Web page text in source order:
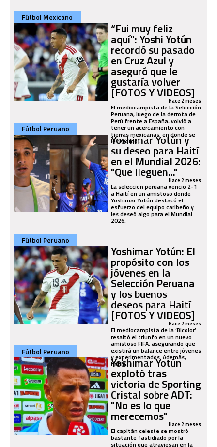
Fútbol Mexicano
“Fui muy feliz
aquí”: Yoshi Yotún
recordó su pasado
en Cruz Azul y
aseguró que le
gustaría volver
[FOTOS Y VIDEOS]
Hace 2 meses
El mediocampista de la Selección
Peruana, luego de la derrota de
Perú frente a España, volvió a
tener un acercamiento con
tierras mexicanas, en donde se
le recordó...
Fútbol Peruano
Yoshimar Yotún y
su deseo para Haití
en el Mundial 2026:
"Que lleguen..."Hace 2 meses
La selección peruana venció 2-1
a Haití en un amistoso donde
Yoshimar Yotún destacó el
esfuerzo del equipo caribeño y
les deseó algo para el Mundial
2026.
Fútbol Peruano
Yoshimar Yotún: El
propósito con los
jóvenes en la
Selección Peruana
y los buenos
deseos para Haití
[FOTOS Y VIDEOS]
Hace 2 meses
El mediocampista de la ‘Bicolor’
resaltó el triunfo en un nuevo
amistoso FIFA, asegurando que
existirá un balance entre jóvenes
y experimentados. Además,
habló...
Fútbol Peruano
Yoshimar Yotún
explotó tras
victoria de Sporting
Cristal sobre ADT:
"No es lo que
merecemos"Hace 2 meses
El capitán celeste se mostró
bastante fastidiado por la
situación que atraviesan en la